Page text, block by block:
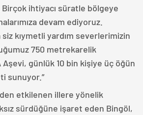
ihtiyacı süratle bölgeye
devam ediyoruz.
siz kıymetli yardım severlerimizin
750 metrekarelik
Aşevi, günlük 10 bin kişiye üç öğün
sunuyor.”
etkilenen illere yönelik
sürdüğüne işaret eden Bingöl,